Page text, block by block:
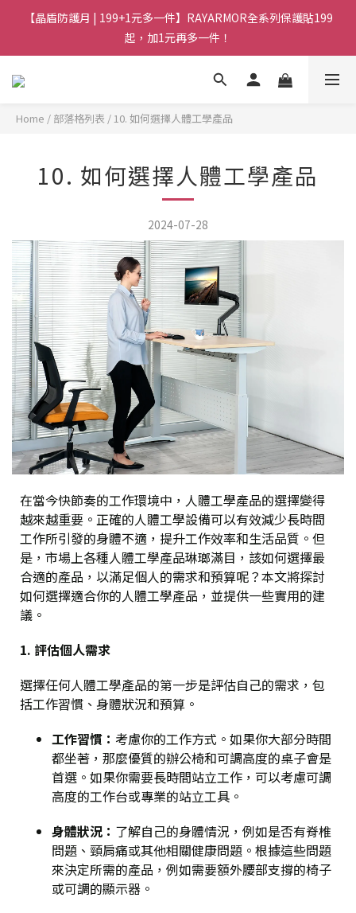
【晶盾防護月 | 199+1元多一件】RAYARMOR全系列保護貼199
起，加1元再多一件！
Home / 部落格列表 /10. 如何選擇人體工學產品
10. 如何選擇人體工學產品
2024-07-28
在當今快節奏的工作環境中，人體工學產品的選擇變得
越來越重要。正確的人體工學設備可以有效減少長時間
工作所引發的身體不適，提升工作效率和生活品質。但
是，市場上各種人體工學產品琳瑯滿目，該如何選擇最
合適的產品，以滿足個人的需求和預算呢？本文將探討
如何選擇適合你的人體工學產品，並提供一些實用的建
議。
1. 評估個人需求
選擇任何人體工學產品的第一步是評估自己的需求，包
括工作習慣、身體狀況和預算。
工作習慣 ： 考慮你的工作方式。如果你大部分時間
都坐著，那麼優質的辦公椅和可調高度的桌子會是
首選。如果你需要長時間站立工作，可以考慮可調
高度的工作台或專業的站立工具。
身體狀況 ： 了解自己的身體情況，例如是否有脊椎
問題、頸肩痛或其他相關健康問題。根據這些問題
來決定所需的產品，例如需要額外腰部支撐的椅子
或可調的顯示器。